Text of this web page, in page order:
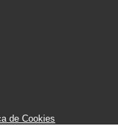
de Cookies